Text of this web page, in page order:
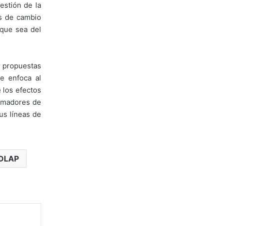
de la
de cambio
sea del
propuestas
enfoca al
los efectos
de
líneas de